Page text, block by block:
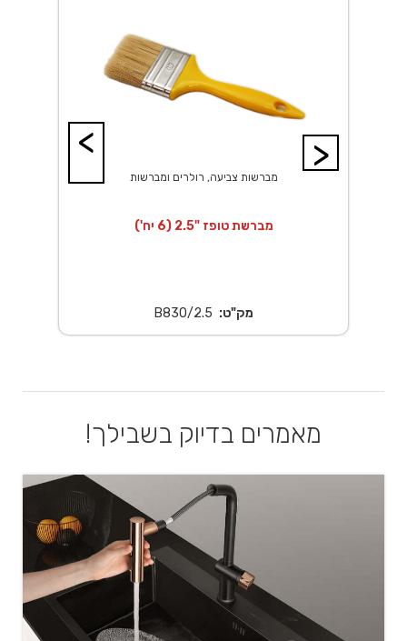
>
מברשות צביעה, רולרים ומברשות
מברשת טופז "2.5 (6 יח')
מק"ט: B830/2.5
<
מאמרים בדיוק בשבילך!